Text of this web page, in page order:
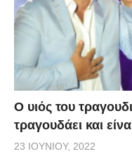
O υιός του
τραγουδάει και
23 ΙΟΥΝΊΟΥ, 2022